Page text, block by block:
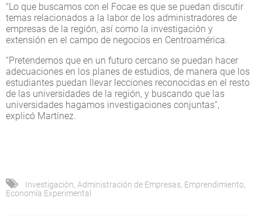
“Lo que buscamos con el Focae es que se puedan discutir
temas relacionados a la labor de los administradores de
empresas de la región, así como la investigación y
extensión en el campo de negocios en Centroamérica.
“Pretendemos que en un futuro cercano se puedan hacer
adecuaciones en los planes de estudios, de manera que los
estudiantes puedan llevar lecciones reconocidas en el resto
de las universidades de la región, y buscando que las
universidades hagamos investigaciones conjuntas“,
explicó Martínez.
Investigación Administración de Empresas Emprendimiento
Economía Experimental